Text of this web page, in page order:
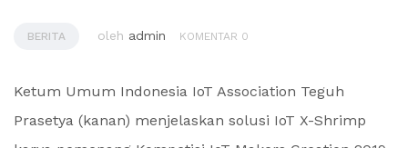
BERITA oleh admin KOMENTAR 0
Ketum Umum Indonesia IoT Association Teguh
Prasetya (kanan) menjelaskan solusi IoT X-Shrimp